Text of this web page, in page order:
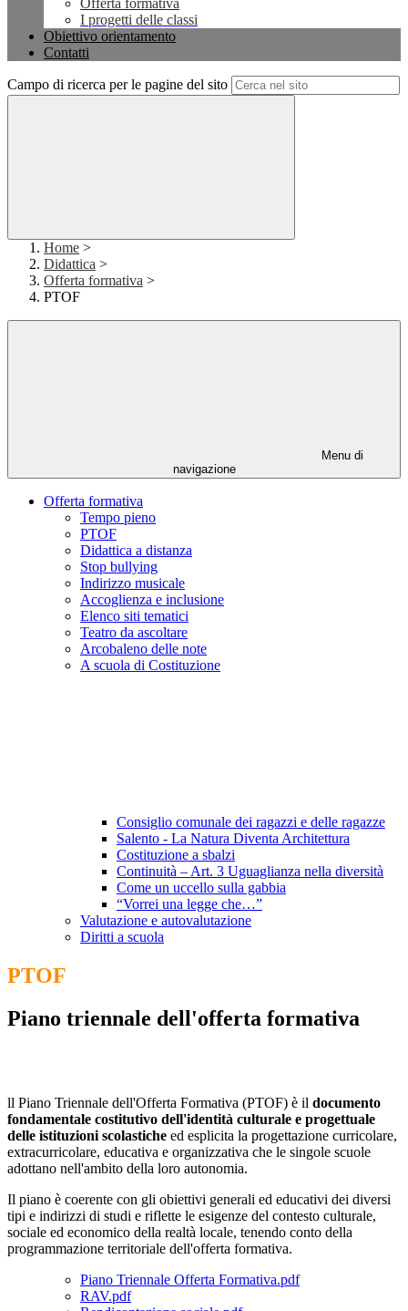
Offerta formativa
I progetti delle classi
Obiettivo orientamento
Contatti
Campo di ricerca per le pagine del sito
Home >
Didattica >
Offerta formativa >
PTOF
Menu di
navigazione
Offerta formativa
Tempo pieno
PTOF
Didattica a distanza
Stop bullying
Indirizzo musicale
Accoglienza e inclusione
Elenco siti tematici
Teatro da ascoltare
Arcobaleno delle note
A scuola di Costituzione
Consiglio comunale dei ragazzi e delle ragazze
Salento - La Natura Diventa Architettura
Costituzione a sbalzi
Continuità – Art. 3 Uguaglianza nella diversità
Come un uccello sulla gabbia
“Vorrei una legge che…”
Valutazione e autovalutazione
Diritti a scuola
PTOF
Piano triennale dell'offerta formativa
ll Piano Triennale dell'Offerta Formativa (PTOF) è il documento
fondamentale costitutivo dell'identità culturale e progettuale
delle istituzioni scolastiche ed esplicita la progettazione curricolare,
extracurricolare, educativa e organizzativa che le singole scuole
adottano nell'ambito della loro autonomia.
Il piano è coerente con gli obiettivi generali ed educativi dei diversi
tipi e indirizzi di studi e riflette le esigenze del contesto culturale,
sociale ed economico della realtà locale, tenendo conto della
programmazione territoriale dell'offerta formativa.
Piano Triennale Offerta Formativa.pdf
RAV.pdf